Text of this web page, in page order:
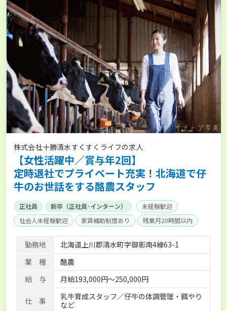
株式会社十勝清水すくすくライフの求人
【女性活躍中／賞与年2回】
定時退社でプライベート充実！北海道で仔
牛のお世話をする酪農スタッフ
正社員 新卒（正社員･インターン）
未経験歓迎
社会人未経験歓迎
家賃補助制度あり
残業月20時間以内
賞与実績あり
年間休日100日以上 社会保険完備
勤務地
北海道上川郡清水町字御影南4線63-1
業 種
酪農
給 与
月給193,000円〜250,000円
仕 事
乳牛育成スタッフ／仔牛の体調管理・餌やり
など